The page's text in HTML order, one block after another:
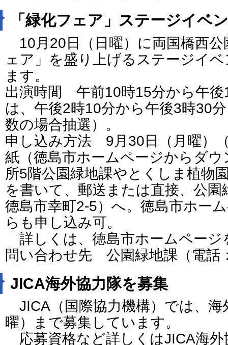
「緑化フェア」ステージイベ
10月20日（日曜）に両国橋西公
ェア」を盛り上げるステージイ
ます。
出演時間 午前10時15分から午後
は、午後2時10分から午後3時30
数の場合抽選）。
申し込み方法 9月30日（月曜）
紙（徳島市ホームページからダ
所5階公園緑地課やとくしま植物
を書いて、郵送または直接、公
徳島市幸町2-5）へ。徳島市ホー
らも申し込み可。
詳しくは、徳島市ホームページ
問い合わせ先 公園緑地課（電話
JICA海外協力隊を募集
JICA（国際協力機構）では、海
曜）まで募集しています。
応募資格など詳しくはJICA海外